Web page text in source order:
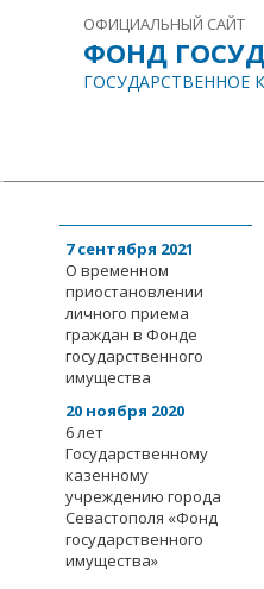
ОФИЦИАЛЬНЫЙ САЙТ
ФОНД
ГОСУДАРСТВЕННОЕ
7 сентября 2021
О временном
приостановлении
личного приема
граждан в Фонде
государственного
имущества
20 ноября 2020
6 лет
Государственному
казенному
учреждению города
Севастополя «Фонд
государственного
имущества»